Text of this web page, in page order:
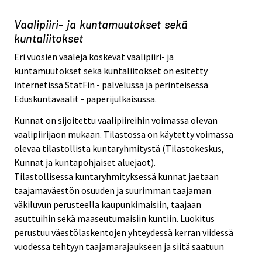
Vaalipiiri- ja kuntamuutokset sekä
kuntaliitokset
Eri vuosien vaaleja koskevat vaalipiiri- ja
kuntamuutokset sekä kuntaliitokset on esitetty
internetissä StatFin - palvelussa ja perinteisessä
Eduskuntavaalit - paperijulkaisussa.
Kunnat on sijoitettu vaalipiireihin voimassa olevan
vaalipiirijaon mukaan. Tilastossa on käytetty voimassa
olevaa tilastollista kuntaryhmitystä (Tilastokeskus,
Kunnat ja kuntapohjaiset aluejaot).
Tilastollisessa kuntaryhmityksessä kunnat jaetaan
taajamaväestön osuuden ja suurimman taajaman
väkiluvun perusteella kaupunkimaisiin, taajaan
asuttuihin sekä maaseutumaisiin kuntiin. Luokitus
perustuu väestölaskentojen yhteydessä kerran viidessä
vuodessa tehtyyn taajamarajaukseen ja siitä saatuun